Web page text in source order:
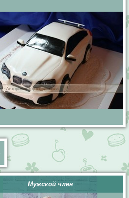
Мужской член